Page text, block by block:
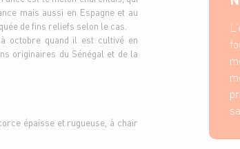
mais aussi en Espagne et au
de fins reliefs selon le cas.
octobre quand il est cultivé en
originaires du Sénégal et de la
épaisse et rugueuse, à chair